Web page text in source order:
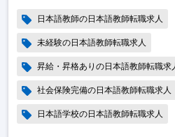
日本語教師の日本語教師転職求人
未経験の日本語教師転職求人
昇給・昇格ありの日本語教師転職求
社会保険完備の日本語教師転職求人
日本語学校の日本語教師転職求人